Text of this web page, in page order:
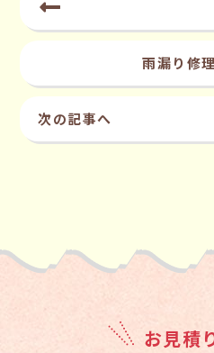
雨漏り修
次の記事へ
お見積